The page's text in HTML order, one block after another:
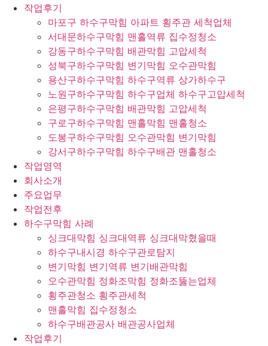
작업후기
마포구 하수구막힘 아파트 횡주관 세척업체
서대문하수구막힘 맨홀역류 집수정청소
강동구하수구막힘 배관막힘 고압세척
성북구하수구막힘 변기막힘 오수관막힘
용산구하수구막힘 하수구역류 상가하수구
노원구하수구막힘 하수구업체 하수구고압세척
은평구하수구막힘 배관막힘 고압세척
구로구하수구막힘 맨홀막힘 맨홀청소
도봉구하수구막힘 오수관막힘 변기막힘
강서구하수구막힘 하수구배관 맨홀청소
작업영역
회사소개
주요업무
작업전후
하수구막힘 사례
싱크대막힘 싱크대역류 싱크대막혔을때
하수구내시경 하수구관로탐지
변기막힘 변기역류 변기배관막힘
오수관막힘 정화조막힘 정화조뚫는업체
횡주관청소 횡주관세척
맨홀막힘 집수정청소
하수구배관공사 배관공사업체
작업후기